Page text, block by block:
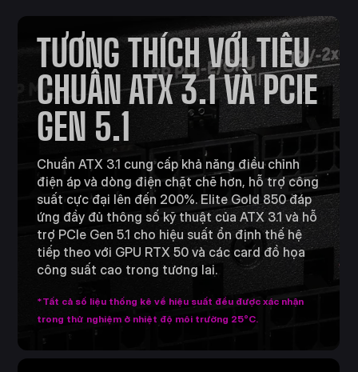
TƯƠNG THÍCH VỚI TIÊU
CHUẨN ATX 3.1 VÀ PCIE
GEN 5.1
Chuẩn ATX 3.1 cung cấp khả năng điều chỉnh
điện áp và dòng điện chặt chẽ hơn, hỗ trợ công
suất cực đại lên đến 200%. Elite Gold 850 đáp
ứng đầy đủ thông số kỹ thuật của ATX 3.1 và hỗ
trợ PCIe Gen 5.1 cho hiệu suất ổn định thế hệ
tiếp theo với GPU RTX 50 và các card đồ họa
công suất cao trong tương lai.
*Tất cả số liệu thống kê về hiệu suất đều được xác nhận
trong thử nghiệm ở nhiệt độ môi trường 25°C.